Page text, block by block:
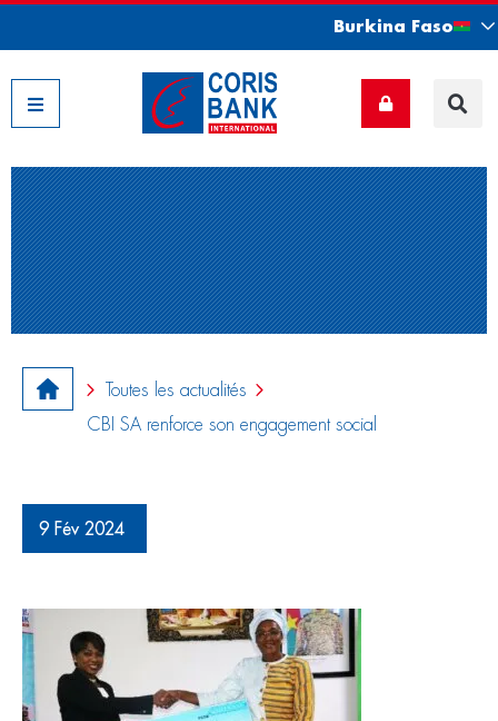
Burkina Faso
Toutes les actualités
CBI SA renforce son engagement social
9 Fév 2024